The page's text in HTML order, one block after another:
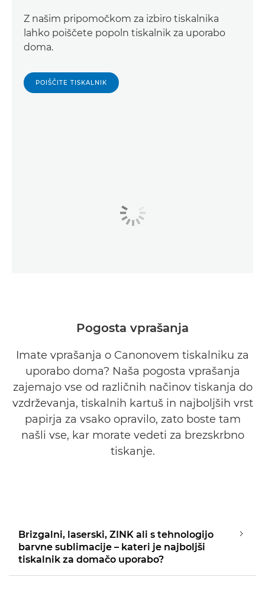
Z našim pripomočkom za izbiro tiskalnika
lahko poiščete popoln tiskalnik za uporabo
doma.
POIŠČITE TISKALNIK
Pogosta vprašanja
Imate vprašanja o Canonovem tiskalniku za
uporabo doma? Naša pogosta vprašanja
zajemajo vse od različnih načinov tiskanja do
vzdrževanja, tiskalnih kartuš in najboljših vrst
papirja za vsako opravilo, zato boste tam
našli vse, kar morate vedeti za brezskrbno
tiskanje.
Brizgalni, laserski, ZINK ali s tehnologijo
barvne sublimacije – kateri je najboljši
tiskalnik za domačo uporabo?